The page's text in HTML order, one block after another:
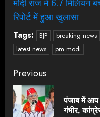
मोदी राज में 6.7 मिलियन
रिपोर्ट में हुआ खुलासा
Tags: BJP breaking news
latest news
pm modi
Continue
Reading
Previous
पंजाब में
गंभीर,